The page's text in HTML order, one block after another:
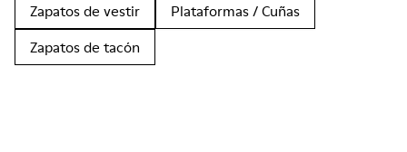
Zapatos de vestir
Plataformas / Cuñas
Zapatos de tacón